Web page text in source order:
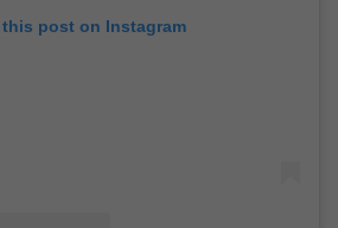
this post on Instagram